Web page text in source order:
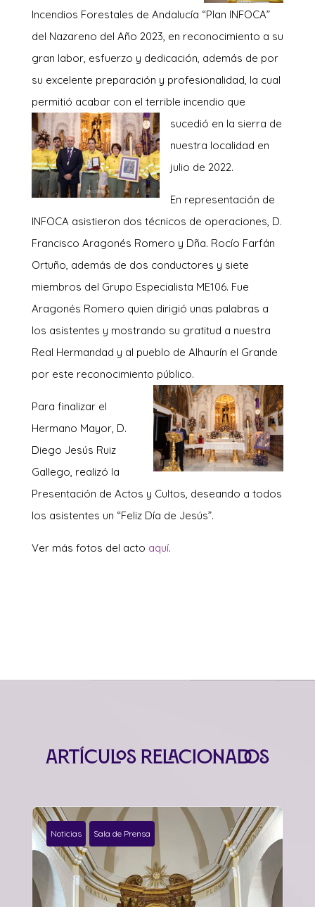
Incendios Forestales de Andalucía “Plan INFOCA”
del Nazareno del Año 2023, en reconocimiento a su
gran labor, esfuerzo y dedicación, además de por
su excelente preparación y profesionalidad, la cual
permitió acabar con el terrible incendio que
sucedió en la sierra de
nuestra localidad en
julio de 2022.
En representación de
INFOCA asistieron dos técnicos de operaciones, D.
Francisco Aragonés Romero y Dña. Rocío Farfán
Ortuño, además de dos conductores y siete
miembros del Grupo Especialista ME106. Fue
Aragonés Romero quien dirigió unas palabras a
los asistentes y mostrando su gratitud a nuestra
Real Hermandad y al pueblo de Alhaurín el Grande
por este reconocimiento público.
Para finalizar el
Hermano Mayor, D.
Diego Jesús Ruiz
Gallego, realizó la
Presentación de Actos y Cultos, deseando a todos
los asistentes un “Feliz Día de Jesús”.
Ver más fotos del acto aquí.
Artículos relacionados
Noticias Sala de Prensa